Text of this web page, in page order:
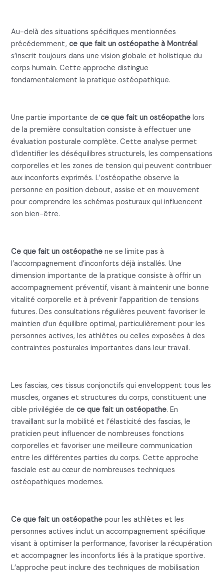
Au-delà des situations spécifiques mentionnées
précédemment,ce que fait un ostéopathe à Montréal
s’inscrit toujours dans une vision globale et holistique du
corps humain. Cette approche distingue
fondamentalement la pratique ostéopathique.
Une partie importante dece que fait un ostéopathe lors
de la première consultation consiste à effectuer une
évaluation posturale complète. Cette analyse permet
d’identifier les déséquilibres structurels, les compensations
corporelles et les zones de tension qui peuvent contribuer
aux inconforts exprimés. L’ostéopathe observe la
personne en position debout, assise et en mouvement
pour comprendre les schémas posturaux qui influencent
son bien-être.
Ce que fait un ostéopathe ne se limite pas à
l’accompagnement d’inconforts déjà installés. Une
dimension importante de la pratique consiste à offrir un
accompagnement préventif, visant à maintenir une bonne
vitalité corporelle et à prévenir l’apparition de tensions
futures. Des consultations régulières peuvent favoriser le
maintien d’un équilibre optimal, particulièrement pour les
personnes actives, les athlètes ou celles exposées à des
contraintes posturales importantes dans leur travail.
Les fascias, ces tissus conjonctifs qui enveloppent tous les
muscles, organes et structures du corps, constituent une
cible privilégiée dece que fait un ostéopathe. En
travaillant sur la mobilité et l’élasticité des fascias, le
praticien peut influencer de nombreuses fonctions
corporelles et favoriser une meilleure communication
entre les différentes parties du corps. Cette approche
fasciale est au cœur de nombreuses techniques
ostéopathiques modernes.
Ce que fait un ostéopathe pour les athlètes et les
personnes actives inclut un accompagnement spécifique
visant à optimiser la performance, favoriser la récupération
et accompagner les inconforts liés à la pratique sportive.
L’approche peut inclure des techniques de mobilisation